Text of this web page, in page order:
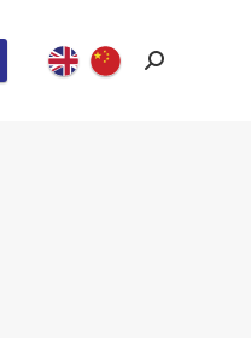
Search: